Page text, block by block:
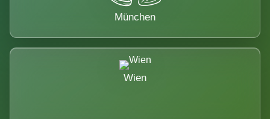
München
Wien